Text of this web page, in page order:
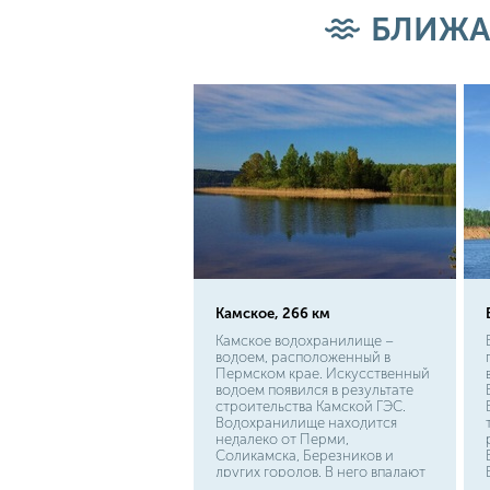
Камское, 266 км
Камское водохранилище –
водоем, расположенный в
Пермском крае. Искусственный
водоем появился в результате
строительства Камской ГЭС.
Водохранилище находится
недалеко от Перми,
Соликамска, Березников и
других городов. В него впадают